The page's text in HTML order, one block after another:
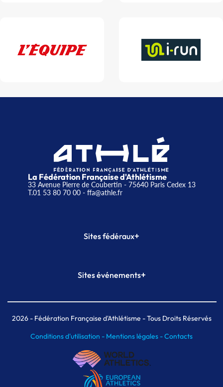
La Fédération Française d'Athlétisme
33 Avenue Pierre de Coubertin - 75640 Paris Cedex 13
T.01 53 80 70 00- ffa@athle.fr
Sites fédéraux+
Plateforme Formation
Sites événements+
Meeting de Paris indoor
MAIF Ekiden de Paris
2026- Fédération Française d'Athlétisme - Tous Droits Réservés
Conditions d'utilisation - Mentions légales -Contacts